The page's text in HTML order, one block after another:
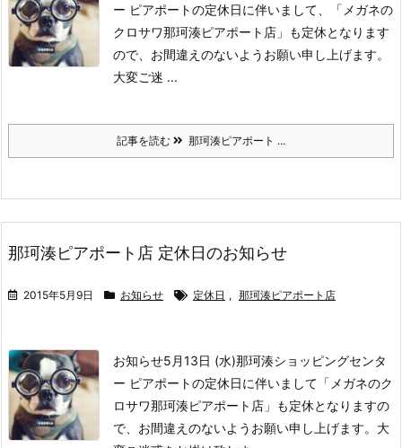
ー ピアポートの定休日に伴いまして、
「メガネの
クロサワ那珂湊ピアポート店」も定休となります
ので、お間違えのないようお願い申し上げます。
大変ご迷 ...
記事を読む 那珂湊ピアポート ...
那珂湊ピアポート店 定休日のお知らせ
2015年5月9日 お知らせ 定休日 , 那珂湊ピアポート店
お知らせ5月13日 (水)那珂湊ショッピングセンタ
ー ピアポートの定休日に伴いまして「メガネのク
ロサワ那珂湊ピアポート店」も定休となりますの
で、お間違えのないようお願い申し上げます。 大